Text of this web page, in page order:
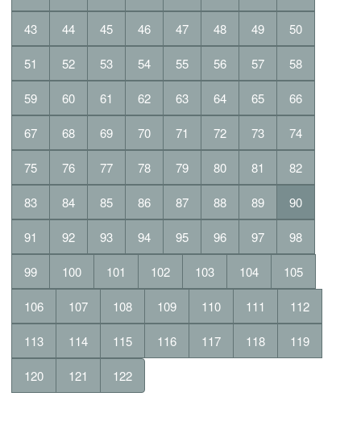
43 44 45 46 47 48 49 50
51 52 53 54 55 56 57 58
59 60 61 62 63 64 65 66
67 68 69 70 71 72 73 74
75 76 77 78 79 80 81 82
83 84 85 86 87 88 89 90
91 92 93 94 95 96 97 98
99 100 101 102 103 104 105
106 107 108 109 110 111 112
113 114 115 116 117 118 119
120 121 122